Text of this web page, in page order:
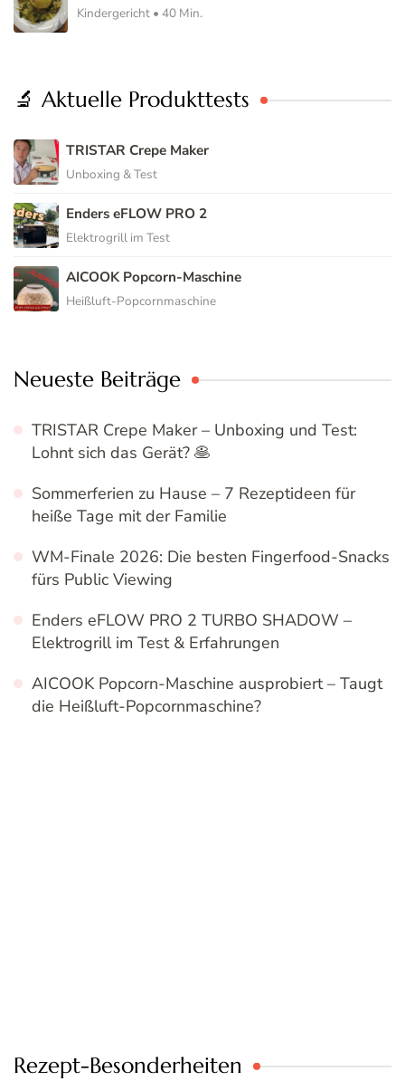
Kindergericht • 40 Min.
🔬 Aktuelle Produkttests
TRISTAR Crepe Maker
Unboxing & Test
Enders eFLOW PRO 2
Elektrogrill im Test
AICOOK Popcorn-Maschine
Heißluft-Popcornmaschine
Neueste Beiträge
TRISTAR Crepe Maker – Unboxing und Test:
Lohnt sich das Gerät? 🥞
Sommerferien zu Hause – 7 Rezeptideen für
heiße Tage mit der Familie
WM-Finale 2026: Die besten Fingerfood-Snacks
fürs Public Viewing
Enders eFLOW PRO 2 TURBO SHADOW –
Elektrogrill im Test & Erfahrungen
AICOOK Popcorn-Maschine ausprobiert – Taugt
die Heißluft-Popcornmaschine?
Rezept-Besonderheiten